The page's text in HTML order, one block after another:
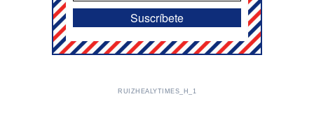
RUIZHEALYTIMES_H_1